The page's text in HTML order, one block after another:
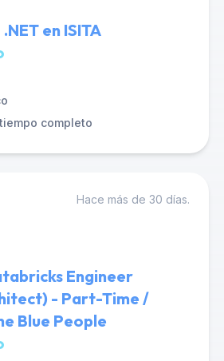
en ISITA
completo
Hace más de 30 días.
Engineer
- Part-Time /
Blue People